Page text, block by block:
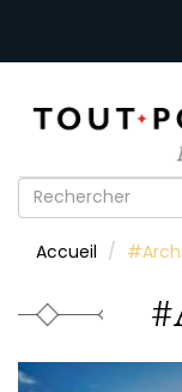
Formulaire
recherche
Accueil